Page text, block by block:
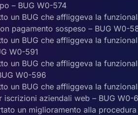
– BUG W0-574
un BUG che affliggeva la
pagamento sospeso – BUG W0-
un BUG che affliggeva la
W0-591
un BUG che affliggeva la
W0-596
un BUG che affliggeva la
iscrizioni aziendali web – BUG W0-
un miglioramento alla